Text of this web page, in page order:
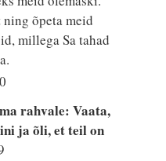
õpeta meid
millega Sa tahad
rahvale: Vaata,
ja õli, et teil on